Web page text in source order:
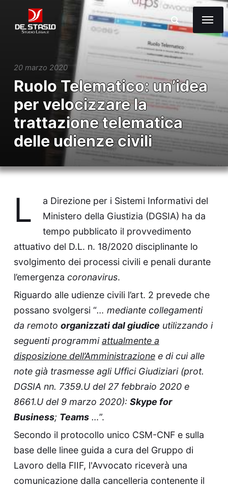
20 marzo 2020
Ruolo Telematico: un’idea
per velocizzare la
trattazione telematica
delle udienze civili
L
a Direzione per i Sistemi Informativi del
Ministero della Giustizia (DGSIA) ha da
tempo pubblicato il provvedimento
attuativo del D.L. n. 18/2020 disciplinante lo
svolgimento dei processi civili e penali durante
l’emergenza coronavirus.
Riguardo alle udienze civili l’art. 2 prevede che
possano svolgersi “… mediante collegamenti
da remoto organizzati dal giudice utilizzando i
seguenti programmiattualmente a
disposizione dell’Amministrazionee di cui alle
note già trasmesse agli Uffici Giudiziari (prot.
DGSIA nn. 7359.U del 27 febbraio 2020 e
8661.U del 9 marzo 2020): Skype for
Business; Teams…”.
Secondo il protocollo unico CSM-CNF e sulla
base delle linee guida a cura del Gruppo di
Lavoro della FIIF, l'Avvocato riceverà una
comunicazione dalla cancelleria contenente il